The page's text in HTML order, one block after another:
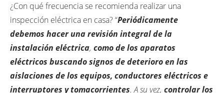
¿Con qué frecuencia se recomienda realizar una
inspección eléctrica en casa? “Periódicamente
debemos hacer una revisión integral de la
instalación eléctrica, como de los aparatos
eléctricos buscando signos de deterioro en las
aislaciones de los equipos, conductores eléctricos e
interruptores y tomacorrientes. A su vez, controlar los